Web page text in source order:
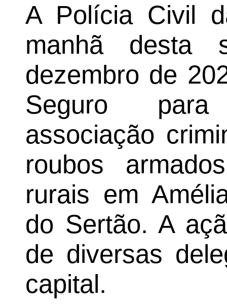
A Polícia Civil
manhã desta
dezembro de
Seguro
associação
roubos
rurais em
do Sertão. A
de diversas
capital.